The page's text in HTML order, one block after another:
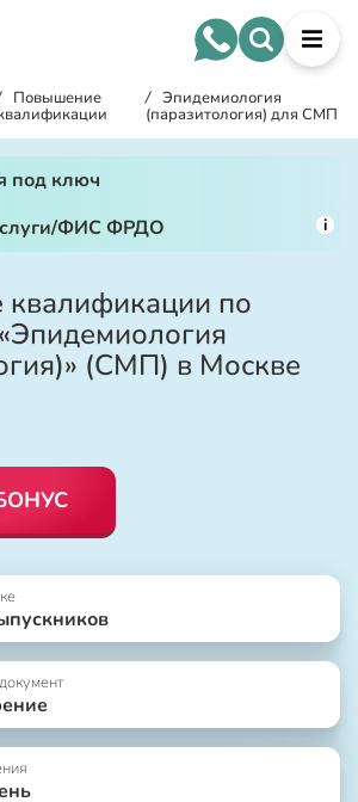
Повышение / Эпидемиология
(паразитология) для СМП
под ключ
ФИС ФРДО
i
по
(СМП) в Москве